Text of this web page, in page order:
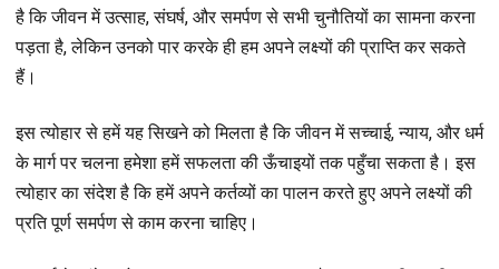
है कि जीवन में उत्साह, संघर्ष, और समर्पण से सभी चुनौतियों का सामना करना
पड़ता है, लेकिन उनको पार करके ही हम अपने लक्ष्यों की प्राप्ति कर सकते
हैं।
इस त्योहार से हमें यह सिखने को मिलता है कि जीवन में सच्चाई, न्याय, और धर्म
के मार्ग पर चलना हमेशा हमें सफलता की ऊँचाइयों तक पहुँचा सकता है। इस
त्योहार का संदेश है कि हमें अपने कर्तव्यों का पालन करते हुए अपने लक्ष्यों की
प्रति पूर्ण समर्पण से काम करना चाहिए।